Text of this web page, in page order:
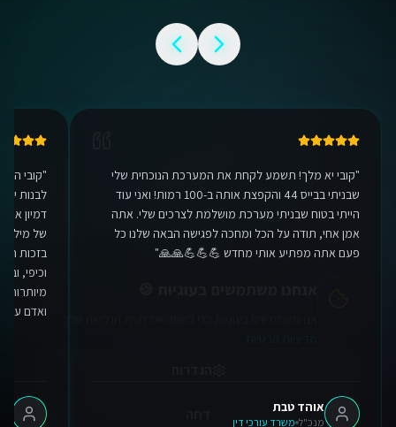
"קובי יא מלך! תשמע לקחת את המערכת הנוכחית שלי
שבניתי בבייס 44 והקפצת אותה ב-100 רמות! ואני עוד
הייתי בטוח שבניתי מערכת מושלמת לצרכים שלי. אתה
אמן אחי, תודה על הכל ומחכה לפגישה הבאה שלנו כל
פעם אתה מפתיע אותי מחדש 💪💪💪🙏🙏"
אוהד טבת
מנכ"ל משרד עורכי דין
"קובי
לבנות
דמיון
של
בזכות
וכיפי,
ואדם עם
אנחנו משתמשים בעוגיות 🍪
אנו משתמשים בעוגיות כדי לשפר את חווית הגלישה שלך.
מדיניות פרטיות